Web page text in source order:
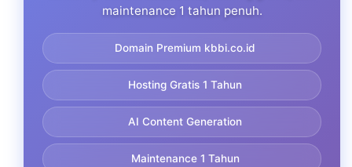
maintenance 1 tahun penuh.
Domain Premium kbbi.co.id
Hosting Gratis 1 Tahun
AI Content Generation
Maintenance 1 Tahun